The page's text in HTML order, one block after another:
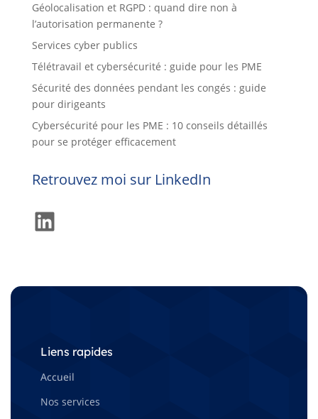
Géolocalisation et RGPD : quand dire non à
l’autorisation permanente ?
Services cyber publics
Télétravail et cybersécurité : guide pour les PME
Sécurité des données pendant les congés : guide
pour dirigeants
Cybersécurité pour les PME : 10 conseils détaillés
pour se protéger efficacement
Retrouvez moi sur LinkedIn
LinkedIn
Liens rapides
Accueil
Nos services